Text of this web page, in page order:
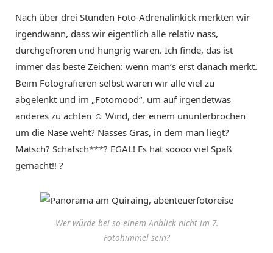
Nach über drei Stunden Foto-Adrenalinkick merkten wir
irgendwann, dass wir eigentlich alle relativ nass,
durchgefroren und hungrig waren. Ich finde, das ist
immer das beste Zeichen: wenn man’s erst danach merkt.
Beim Fotografieren selbst waren wir alle viel zu
abgelenkt und im „Fotomood“, um auf irgendetwas
anderes zu achten ☺ Wind, der einem ununterbrochen
um die Nase weht? Nasses Gras, in dem man liegt?
Matsch? Schafsch***? EGAL! Es hat soooo viel Spaß
gemacht!! ?
Wer würde bei so einem Anblick nicht im 7.
Fotohimmel sein?